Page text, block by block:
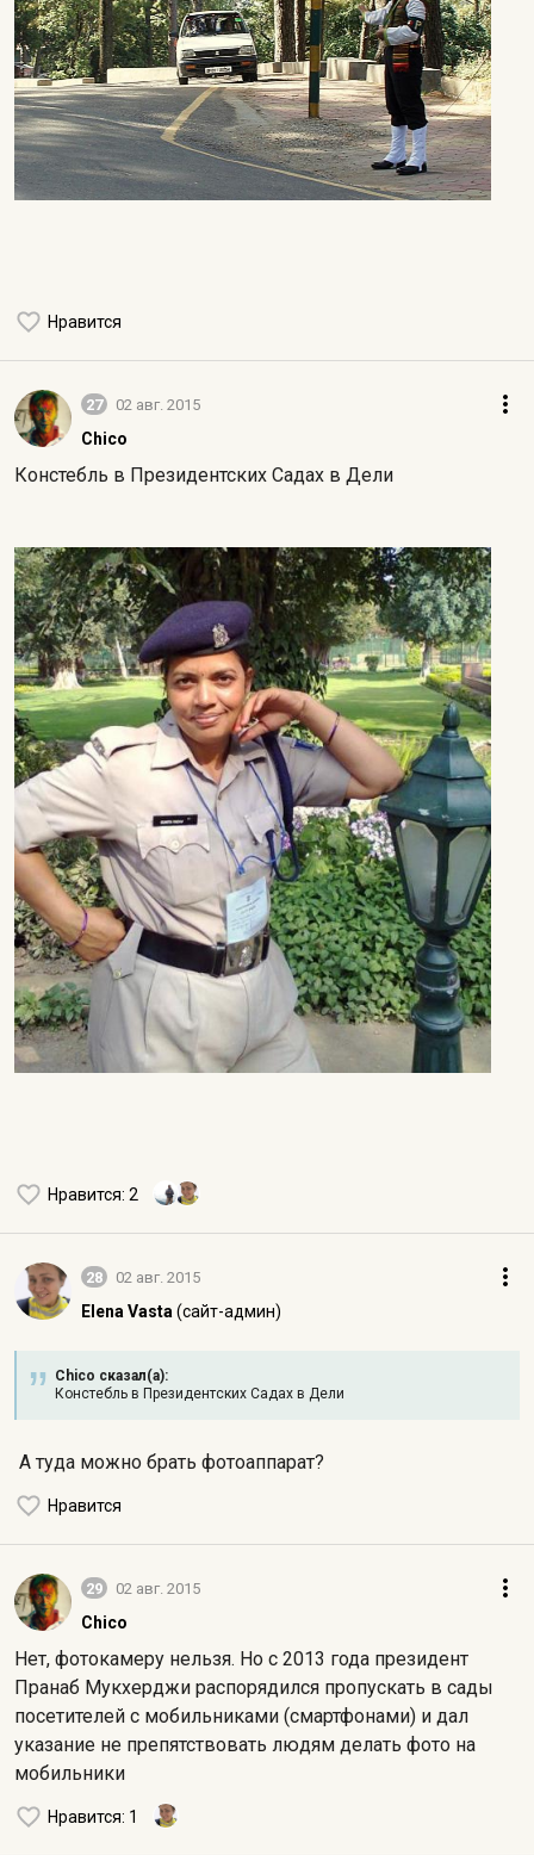
Нравится
27 02 авг. 2015
Chico
Констебль в Президентских Садах в Дели
Нравится: 2
28 02 авг. 2015
Elena Vasta (сайт-админ)
Chico сказал(а):
Констебль в Президентских Садах в Дели
А туда можно брать фотоаппарат?
Нравится
29 02 авг. 2015
Chico
Нет, фотокамеру нельзя. Но с 2013 года президент
Пранаб Мукхерджи распорядился пропускать в сады
посетителей с мобильниками (смартфонами) и дал
указание не препятствовать людям делать фото на
мобильники
Нравится: 1